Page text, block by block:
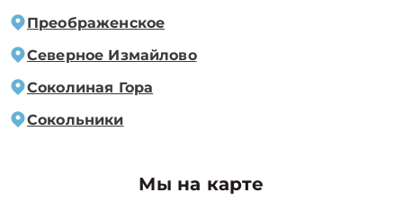
Преображенское
Северное Измайлово
Соколиная Гора
Сокольники
Мы на карте